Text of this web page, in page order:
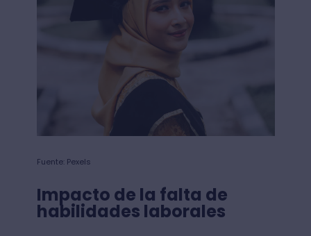
Fuente: Pexels
Impacto de la falta de
habilidades laborales